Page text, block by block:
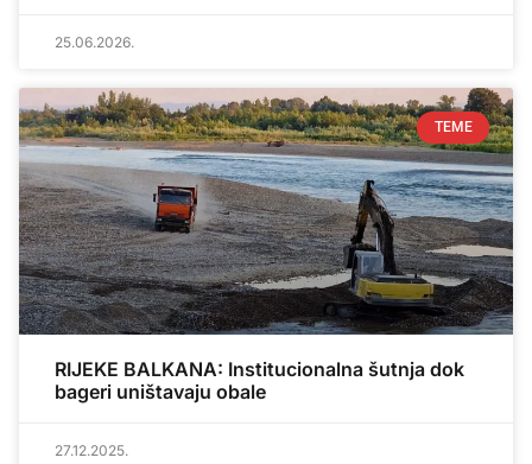
25.06.2026.
TEME
RIJEKE BALKANA: Institucionalna šutnja dok
bageri uništavaju obale
27.12.2025.